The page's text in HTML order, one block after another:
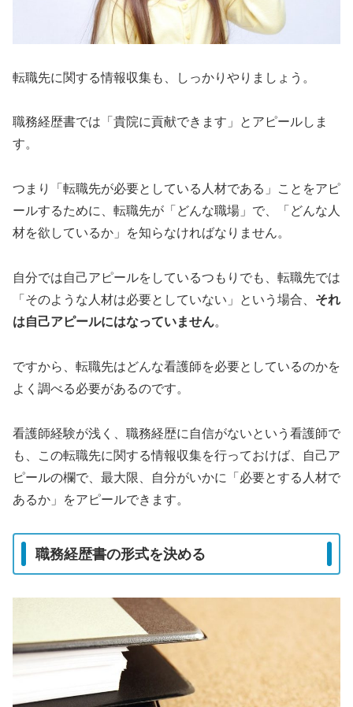
転職先に関する情報収集も、しっかりやりましょう。
職務経歴書では「貴院に貢献できます」とアピールしま
す。
つまり「転職先が必要としている人材である」ことをアピ
ールするために、転職先が「どんな職場」で、「どんな人
材を欲しているか」を知らなければなりません。
自分では自己アピールをしているつもりでも、転職先では
「そのような人材は必要としていない」という場合、 それ
は自己アピールにはなっていません。
ですから、転職先はどんな看護師を必要としているのかを
よく調べる必要があるのです。
看護師経験が浅く、職務経歴に自信がないという看護師で
も、この転職先に関する情報収集を行っておけば、自己ア
ピールの欄で、最大限、自分がいかに「必要とする人材で
あるか」をアピールできます。
職務経歴書の形式を決める